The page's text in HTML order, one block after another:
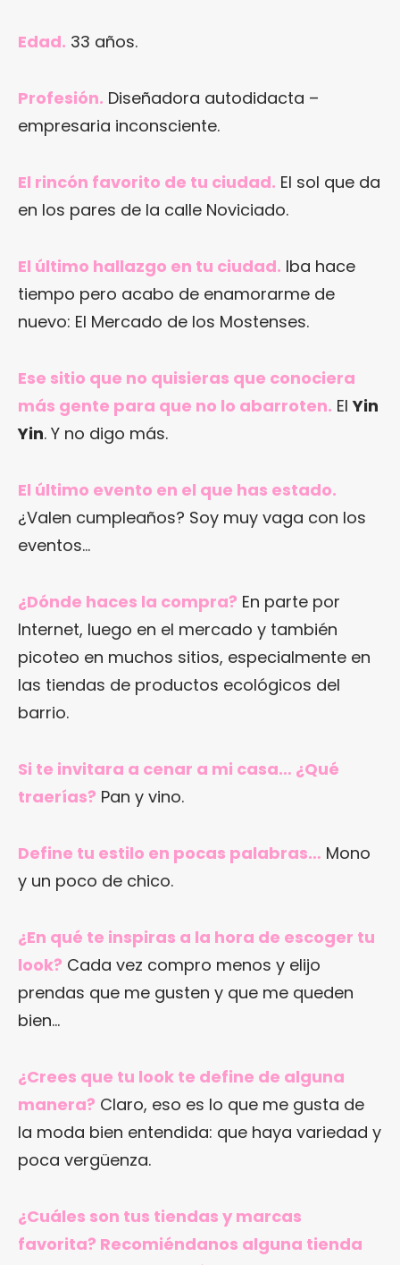
Edad. 33 años.
Profesión. Diseñadora autodidacta –
empresaria inconsciente.
El rincón favorito de tu ciudad. El sol que da
en los pares de la calle Noviciado.
El último hallazgo en tu ciudad. Iba hace
tiempo pero acabo de enamorarme de
nuevo: El Mercado de los Mostenses.
Ese sitio que no quisieras que conociera
más gente para que no lo abarroten. ElYin
Yin. Y no digo más.
El último evento en el que has estado.
¿Valen cumpleaños? Soy muy vaga con los
eventos…
¿Dónde haces la compra? En parte por
Internet, luego en el mercado y también
picoteo en muchos sitios, especialmente en
las tiendas de productos ecológicos del
barrio.
Si te invitara a cenar a mi casa… ¿Qué
traerías? Pan y vino.
Define tu estilo en pocas palabras… Mono
y un poco de chico.
¿En qué te inspiras a la hora de escoger tu
look? Cada vez compro menos y elijo
prendas que me gusten y que me queden
bien…
¿Crees que tu look te define de alguna
manera? Claro, eso es lo que me gusta de
la moda bien entendida: que haya variedad y
poca vergüenza.
¿Cuáles son tus tiendas y marcas
favorita? Recomiéndanos alguna tienda